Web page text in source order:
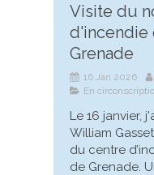
Visite du
d'incendie
Grenade
16 Jan 2026
En
Le 16 janvier,
William
du centre
de Grenade.